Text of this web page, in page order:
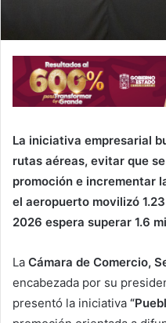
La iniciativa empresarial
rutas aéreas, evitar que
promoción e incrementar
el aeropuerto movilizó
2026 espera superar 1.6
La Cámara de Comercio,
encabezada por su
presentó la iniciativa